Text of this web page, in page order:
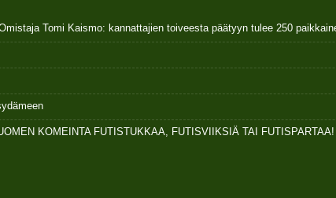
Tomi Kaismo: kannattajien toiveesta päätyyn tulee 250
KOMEINTA FUTISTUKKAA, FUTISVIIKSIÄ TAI FUTISPARTAA!